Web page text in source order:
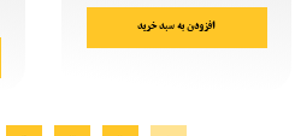
افزودن به سبد خرید